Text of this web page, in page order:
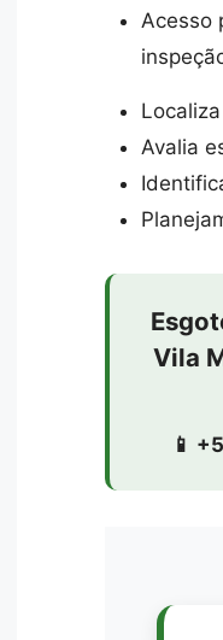
Acesso
Avalia
Vila
📱